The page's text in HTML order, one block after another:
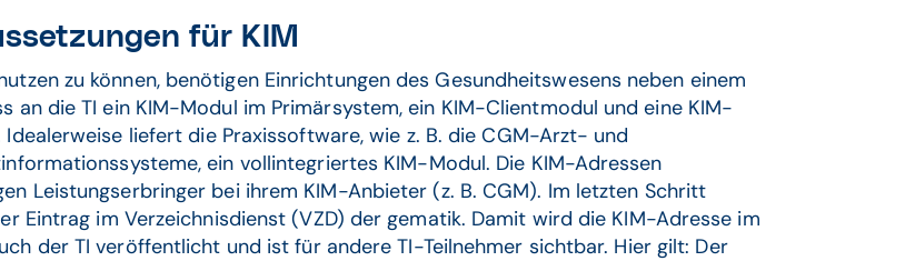
für KIM
zu können, benötigen Einrichtungen des Gesundheitswesens neben einem
an die TI ein KIM-Modul im Primärsystem, ein KIM-Clientmodul und eine KIM-
Idealerweise liefert die Praxissoftware, wie z. B. die CGM-Arzt- und
ein vollintegriertes KIM-Modul. Die KIM-Adressen
Leistungserbringer bei ihrem KIM-Anbieter (z. B. CGM). Im letzten Schritt
Eintrag im Verzeichnisdienst (VZD) der gematik. Damit wird die KIM-Adresse im
der TI veröffentlicht und ist für andere TI-Teilnehmer sichtbar. Hier gilt: Der